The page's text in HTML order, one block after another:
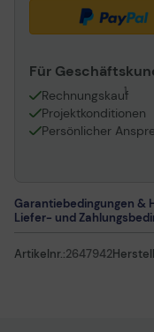
Für
Rechnungskauf
1
Projektkonditionen
Persönlicher
Garantiebedingungen &
Liefer- und
Artikelnr.:2647942